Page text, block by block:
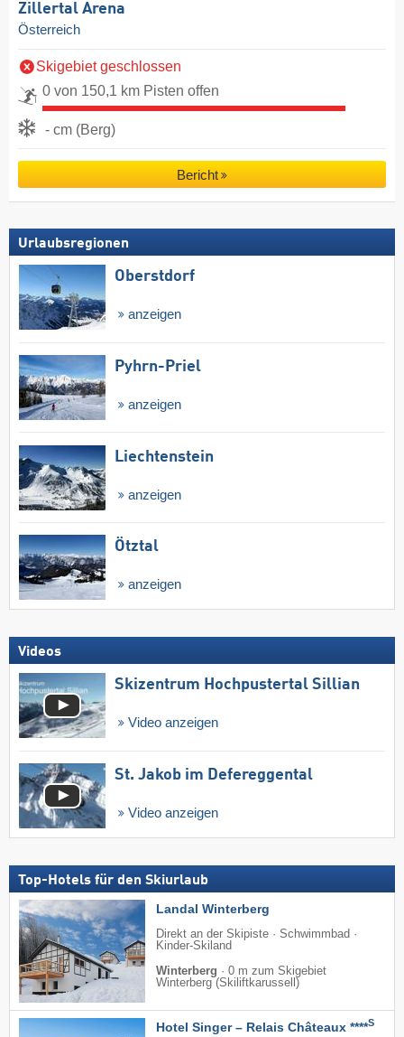
Zillertal Arena
Österreich
Skigebiet geschlossen
0 von 150,1 km Pisten offen
- cm (Berg)
Bericht
Urlaubsregionen
Oberstdorf
anzeigen
Pyhrn-Priel
anzeigen
Liechtenstein
anzeigen
Ötztal
anzeigen
Videos
Skizentrum Hochpustertal Sillian
Video anzeigen
St. Jakob im Defereggental
Video anzeigen
Top-Hotels für den Skiurlaub
Landal Winterberg
Direkt an der Skipiste · Schwimmbad ·
Kinder-Skiland
Winterberg · 0 m zum Skigebiet
Winterberg (Skiliftkarussell)
Hotel Singer – Relais Châteaux ****S